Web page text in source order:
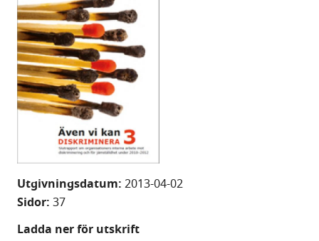
Utgivningsdatum: 2013-04-02
Sidor: 37
Ladda ner för utskrift